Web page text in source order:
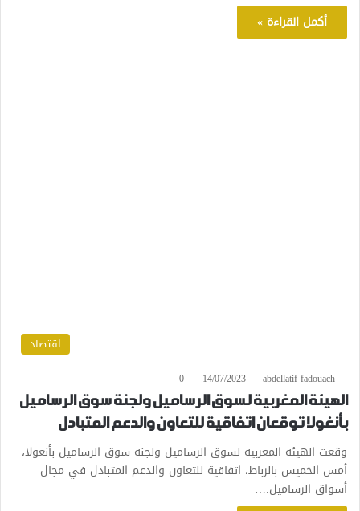
أكمل القراءة »
اقتصاد
abdellatif fadouach
14/07/2023
0
الهيئة المغربية لسوق الرساميل ولجنة سوق الرساميل
بأنغولا توقعان اتفاقية للتعاون والدعم المتبادل
وقعت الهيئة المغربية لسوق الرساميل ولجنة سوق الرساميل بأنغولا،
أمس الخميس بالرباط، اتفاقية للتعاون والدعم المتبادل في مجال
أسواق الرساميل.…